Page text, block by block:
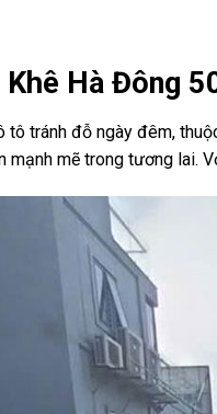
Khê Hà Đông
tô tránh đỗ ngày đêm,
mạnh mẽ trong tương